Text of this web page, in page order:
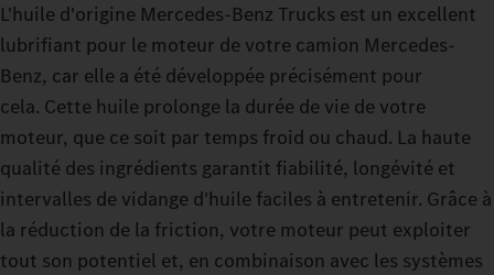
L'huile d'origine Mercedes-Benz Trucks est un excellent
lubrifiant pour le moteur de votre camion Mercedes-
Benz, car elle a été développée précisément pour
cela. Cette huile prolonge la durée de vie de votre
moteur, que ce soit par temps froid ou chaud. La haute
qualité des ingrédients garantit fiabilité, longévité et
intervalles de vidange d'huile faciles à entretenir. Grâce à
la réduction de la friction, votre moteur peut exploiter
tout son potentiel et, en combinaison avec les systèmes